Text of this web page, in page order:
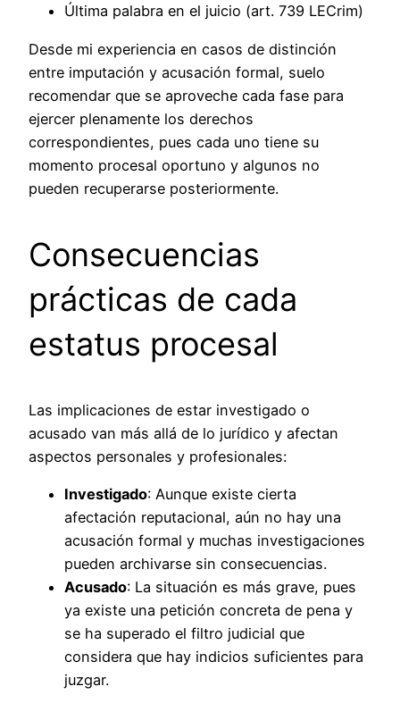
Última palabra en el juicio (art. 739 LECrim)
Desde mi experiencia en casos de distinción
entre imputación y acusación formal, suelo
recomendar que se aproveche cada fase para
ejercer plenamente los derechos
correspondientes, pues cada uno tiene su
momento procesal oportuno y algunos no
pueden recuperarse posteriormente.
Consecuencias
prácticas de cada
estatus procesal
Las implicaciones de estar investigado o
acusado van más allá de lo jurídico y afectan
aspectos personales y profesionales:
Investigado: Aunque existe cierta
afectación reputacional, aún no hay una
acusación formal y muchas investigaciones
pueden archivarse sin consecuencias.
Acusado: La situación es más grave, pues
ya existe una petición concreta de pena y
se ha superado el filtro judicial que
considera que hay indicios suficientes para
juzgar.